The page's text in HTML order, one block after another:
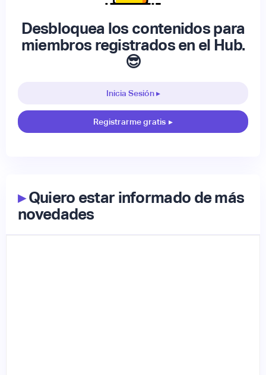
Desbloquea los contenidos para
miembros registrados en el Hub.
😎
Inicia Sesión ▸
Registrarme gratis ▸
▸Quiero estar informado de más
novedades